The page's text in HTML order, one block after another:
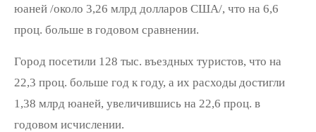
юаней /около 3,26 млрд долларов США/, что на 6,6
проц. больше в годовом сравнении.
Город посетили 128 тыс. въездных туристов, что на
22,3 проц. больше год к году, а их расходы достигли
1,38 млрд юаней, увеличившись на 22,6 проц. в
годовом исчислении.